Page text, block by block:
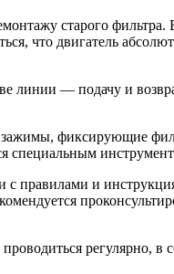
старого фильтра.
что двигатель
линии — подачу и
фиксирующие
специальным
с правилами и
регулярно, в